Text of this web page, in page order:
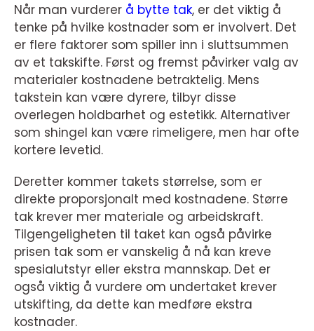
Når man vurderer å bytte tak, er det viktig å
tenke på hvilke kostnader som er involvert. Det
er flere faktorer som spiller inn i sluttsummen
av et takskifte. Først og fremst påvirker valg av
materialer kostnadene betraktelig. Mens
takstein kan være dyrere, tilbyr disse
overlegen holdbarhet og estetikk. Alternativer
som shingel kan være rimeligere, men har ofte
kortere levetid.
Deretter kommer takets størrelse, som er
direkte proporsjonalt med kostnadene. Større
tak krever mer materiale og arbeidskraft.
Tilgengeligheten til taket kan også påvirke
prisen tak som er vanskelig å nå kan kreve
spesialutstyr eller ekstra mannskap. Det er
også viktig å vurdere om undertaket krever
utskifting, da dette kan medføre ekstra
kostnader.